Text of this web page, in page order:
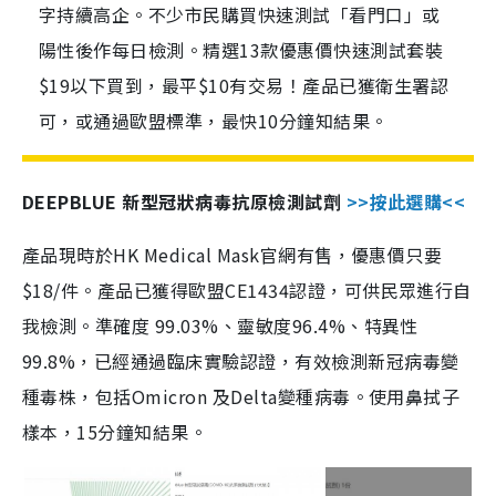
字持續高企。不少市民購買快速測試「看門口」或
陽性後作每日檢測。精選13款優惠價快速測試套裝
$19以下買到，最平$10有交易！產品已獲衛生署認
可，或通過歐盟標準，最快10分鐘知結果。
DEEPBLUE 新型冠狀病毒抗原檢測試劑 >>按此選購<<
產品現時於HK Medical Mask官網有售，優惠價只要
$18/件。產品已獲得歐盟CE1434認證，可供民眾進行自
我檢測。準確度 99.03%、靈敏度96.4%、特異性
99.8%，已經通過臨床實驗認證，有效檢測新冠病毒變
種毒株，包括Omicron 及Delta變種病毒。使用鼻拭子
樣本，15分鐘知結果。